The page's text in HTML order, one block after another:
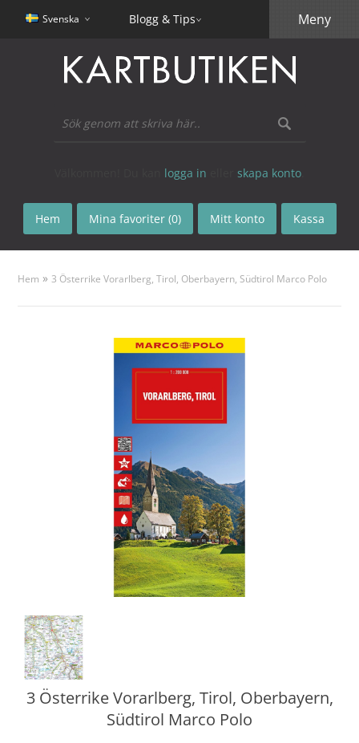
Svenska Blogg & Tips
logga in skapa konto
Hem Mina favoriter (0) Mitt konto Kassa
Meny
Hem » 3 Österrike Vorarlberg, Tirol, Oberbayern, Südtirol Marco Polo
3 Österrike Vorarlberg, Tirol, Oberbayern,
Südtirol Marco Polo